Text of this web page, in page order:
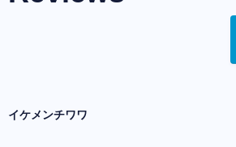
イケメンチワワ